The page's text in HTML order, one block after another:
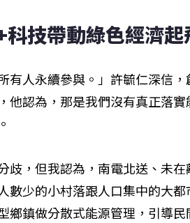
技帶動綠色經濟起
有人永續參與。」許毓仁深信
他認為，那是我們沒有真正落
歧，但我認為，南電北送、未
數少的小村落跟人口集中的大
鄉鎮做分散式能源管理，引導